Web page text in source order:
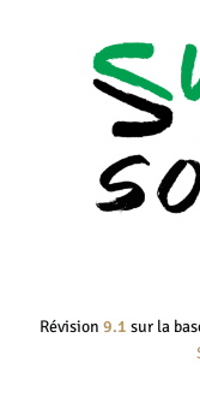
Révision 9.1 sur la